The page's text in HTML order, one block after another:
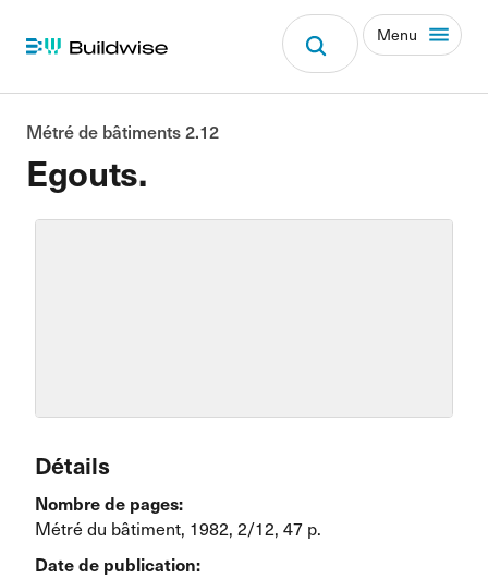
Menu
Egouts.
Métré de bâtiments 2.12
Détails
Nombre de pages:
Métré du bâtiment, 1982, 2/12, 47 p.
Date de publication: